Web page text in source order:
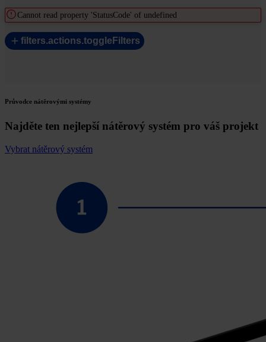
Cannot read property 'StatusCode' of undefined
filters.actions.toggleFilters
Průvodce nátěrovými systémy
Najděte ten nejlepší nátěrový systém pro váš projekt
Vybrat nátěrový systém